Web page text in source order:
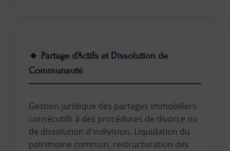
🔹 Partage d'Actifs et Dissolution de
Communauté
Gestion juridique des partages immobiliers
consécutifs à des procédures de divorce ou
de dissolution d'indivision. Liquidation du
patrimoine commun, restructuration des